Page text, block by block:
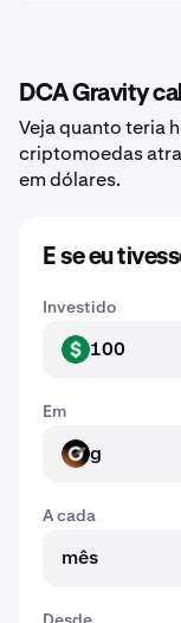
DCA Gravity
Veja quanto teria
criptomoedas
em dólares.
E se eu
Investido
USD 100
Em
G g
A cada
mês